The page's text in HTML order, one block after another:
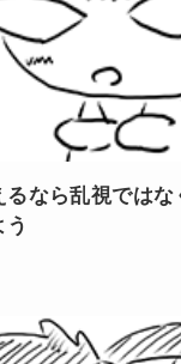
なら乱視ではな
う